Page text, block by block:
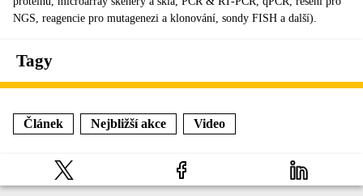
NGS, reagencie pro mutagenezi a klonování, sondy FISH a další).
Tagy
Článek Nejbližší akce Video